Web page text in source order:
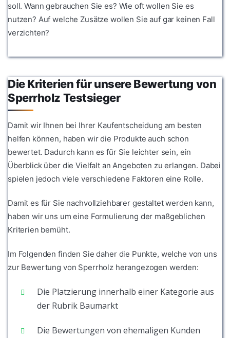
soll. Wann gebrauchen Sie es? Wie oft wollen Sie es
nutzen? Auf welche Zusätze wollen Sie auf gar keinen Fall
verzichten?
Die Kriterien für unsere Bewertung von
Sperrholz Testsieger
Damit wir Ihnen bei Ihrer Kaufentscheidung am besten
helfen können, haben wir die Produkte auch schon
bewertet. Dadurch kann es für Sie leichter sein, ein
Überblick über die Vielfalt an Angeboten zu erlangen. Dabei
spielen jedoch viele verschiedene Faktoren eine Rolle.
Damit es für Sie nachvollziehbarer gestaltet werden kann,
haben wir uns um eine Formulierung der maßgeblichen
Kriterien bemüht.
Im Folgenden finden Sie daher die Punkte, welche von uns
zur Bewertung von Sperrholz herangezogen werden:
Die Platzierung innerhalb einer Kategorie aus
der Rubrik Baumarkt
Die Bewertungen von ehemaligen Kunden